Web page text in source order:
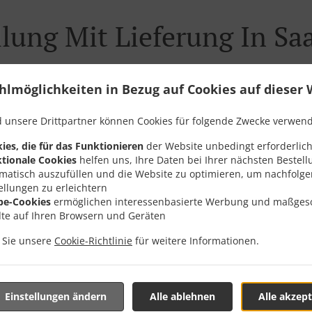
in Bezug auf Cookies auf dieser
unsere Drittpartner können Cookies für folgende Zwecke
die für das Funktionieren der Website unbedingt
Cookies helfen uns, Ihre Daten bei Ihrer nächsten
auszufüllen und die Website zu optimieren, um
zu erleichtern
Cookies ermöglichen interessenbasierte Werbung und
auf Ihren Browsern und Geräten
unsere Cookie-Richtlinie für weitere Informationen.
Alle
Alle ablehnen
Einstellungen ändern
Mit Lieferung In
in der Nähe von Saarlouis und freuen uns auf Ihre Online-
Online-Menü anzusehen und bestellen Sie wenn
Ihre Bestellung mit einer individuellen Zeitabschätzung
Angebote